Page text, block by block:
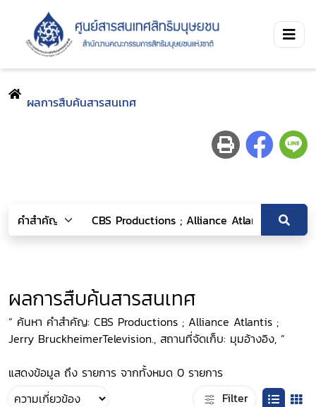
ผลการสืบค้นสารสนเทศ
ผลการสืบค้นสารสนเทศ
“ ค้นหา คำสำคัญ: CBS Productions ; Alliance Atlantis ;
Jerry BruckheimerTelevision., สถานที่จัดเก็บ: มุมอ้างอิง, ”
แสดงข้อมูล ถึง รายการ จากทั้งหมด 0 รายการ
Filter